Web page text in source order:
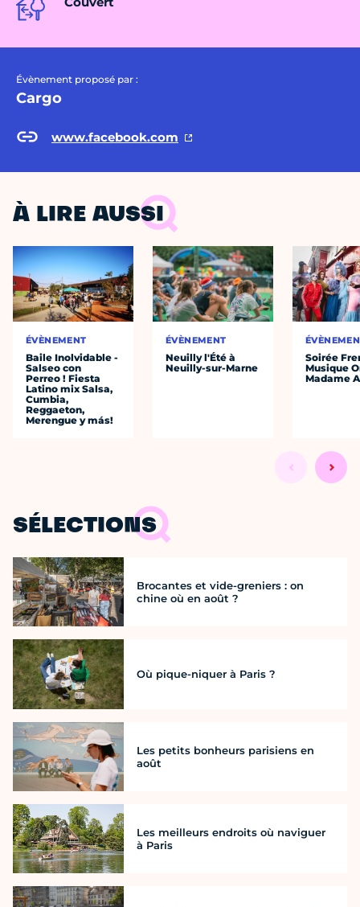
Évènement proposé par :
Cargo
www.facebook.com
À LIRE AUSSI
ÉVÈNEMENT
Baile Inolvidable -
Salseo con
Perreo ! Fiesta
Latino mix Salsa,
Cumbia,
Reggaeton,
Merengue y más!
ÉVÈNEMENT
Neuilly l'Été à
Neuilly-sur-Marne
Soirée
Musique
Madame
SÉLECTIONS
Brocantes et vide-greniers : on
chine où en août ?
Où pique-niquer à Paris ?
Les petits bonheurs parisiens en
août
Les meilleurs endroits où naviguer
à Paris